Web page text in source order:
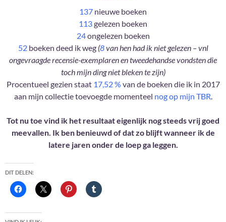
137 nieuwe boeken
113gelezen boeken
24ongelezen boeken
52boeken deed ik weg (8van hen had ik niet gelezen – vnl
ongevraagde recensie-exemplaren en tweedehandse vondsten die
toch mijn ding niet bleken te zijn)
Procentueel gezien staat 17,52 % van de boeken die ik in 2017
aan mijn collectie toevoegde momenteel nog op mijn TBR.
Tot nu toe vind ik het resultaat eigenlijk nog steeds vrij goed
meevallen. Ik ben benieuwd of dat zo blijft wanneer ik de
latere jaren onder de loep ga leggen.
DIT DELEN: